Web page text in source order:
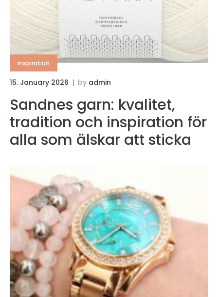
inspiration
15. January 2026 by admin
Sandnes garn: kvalitet,
tradition och inspiration för
alla som älskar att sticka